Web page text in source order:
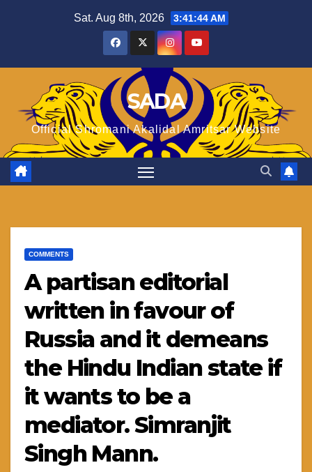
Sat. Aug 8th, 2026 3:41:45 AM
SADA
Official Shromani Akalidal Amritsar Website
COMMENTS
A partisan editorial
written in favour of
Russia and it demeans
the Hindu Indian state if
it wants to be a
mediator. Simranjit
Singh Mann.